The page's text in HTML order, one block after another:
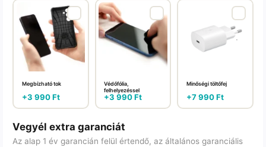
Megbízható tok
+3 990Ft
Védőfólia,
felhelyezéssel
+3 990Ft
Minőségi töltőfej
+7 990Ft
Vegyél extra garanciát
Az alap 1 év garancián felül értendő, az általános garanciális